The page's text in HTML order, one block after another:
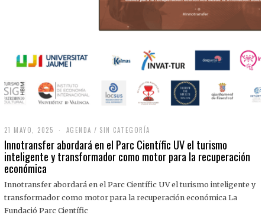
21 MAYO, 2025
M
A
Y
,
0
2
AGENDA / SIN CATEGORÍA
Innotransfer abordará en el Parc Científic UV el turismo
inteligente y transformador como motor para la recuperación
económica
Innotransfer abordará en el Parc Científic UV el turismo inteligente y
transformador como motor para la recuperación económica La
Fundació Parc Científic